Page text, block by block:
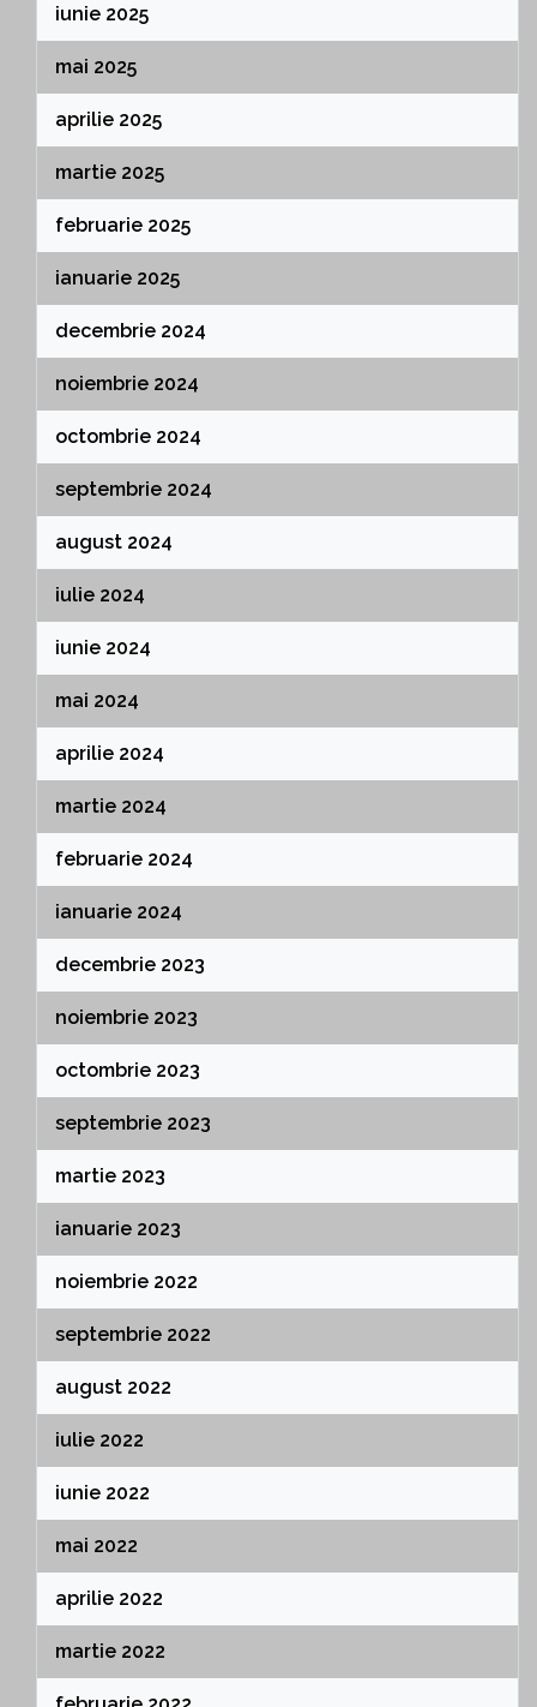
iunie 2025
mai 2025
aprilie 2025
martie 2025
februarie 2025
ianuarie 2025
decembrie 2024
noiembrie 2024
octombrie 2024
septembrie 2024
august 2024
iulie 2024
iunie 2024
mai 2024
aprilie 2024
martie 2024
februarie 2024
ianuarie 2024
decembrie 2023
noiembrie 2023
octombrie 2023
septembrie 2023
martie 2023
ianuarie 2023
noiembrie 2022
septembrie 2022
august 2022
iulie 2022
iunie 2022
mai 2022
aprilie 2022
martie 2022